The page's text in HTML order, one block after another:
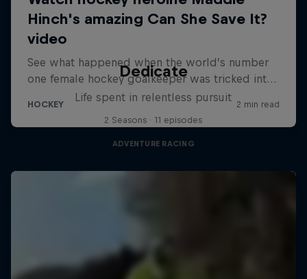
Dedicate
Life spent in relentless pursuit
2 Seasons · 11 episodes
ADVENTURE RACING